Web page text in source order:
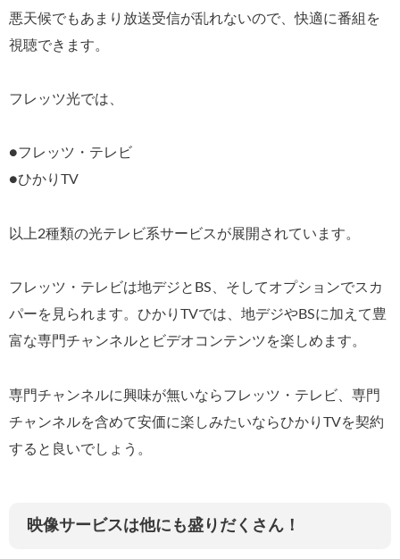
悪天候でもあまり放送受信が乱れないので、快適に番組を
視聴できます。
フレッツ光では、
●フレッツ・テレビ
●ひかりTV
以上2種類の光テレビ系サービスが展開されています。
フレッツ・テレビは地デジとBS、そしてオプションでスカ
パーを見られます。ひかりTVでは、地デジやBSに加えて豊
富な専門チャンネルとビデオコンテンツを楽しめます。
専門チャンネルに興味が無いならフレッツ・テレビ、専門
チャンネルを含めて安価に楽しみたいならひかりTVを契約
すると良いでしょう。
映像サービスは他にも盛りだくさん！